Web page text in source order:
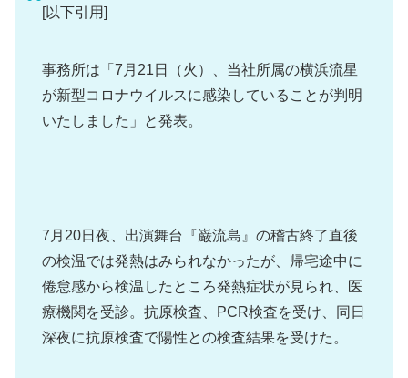
[以下引用]
事務所は「7月21日（火）、当社所属の横浜流星
が新型コロナウイルスに感染していることが判明
いたしました」と発表。
7月20日夜、出演舞台『巌流島』の稽古終了直後
の検温では発熱はみられなかったが、帰宅途中に
倦怠感から検温したところ発熱症状が見られ、医
療機関を受診。抗原検査、PCR検査を受け、同日
深夜に抗原検査で陽性との検査結果を受けた。